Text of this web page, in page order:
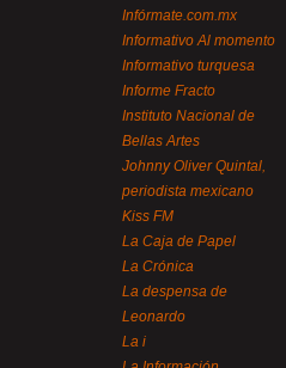
Infórmate.com.mx
Informativo Al momento
Informativo turquesa
Informe Fracto
Instituto Nacional de
Bellas Artes
Johnny Oliver Quintal,
periodista mexicano
Kiss FM
La Caja de Papel
La Crónica
La despensa de
Leonardo
La i